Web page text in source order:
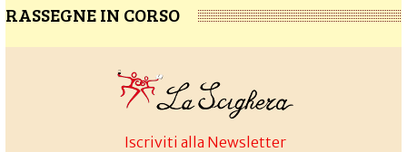
RASSEGNE IN CORSO
Iscriviti alla Newsletter